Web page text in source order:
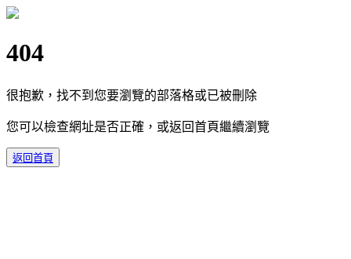
404
很抱歉，找不到您要瀏覽的部落格或已被刪除
您可以檢查網址是否正確，或返回首頁繼續瀏覽
返回首頁